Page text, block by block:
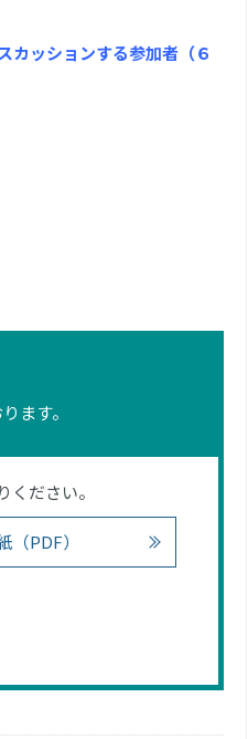
カッションする参加者（６
ます。
ださい。
（PDF）